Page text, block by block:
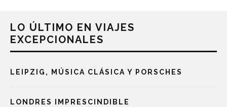
LO ÚLTIMO EN VIAJES
EXCEPCIONALES
LEIPZIG, MÚSICA CLÁSICA Y PORSCHES
LONDRES IMPRESCINDIBLE